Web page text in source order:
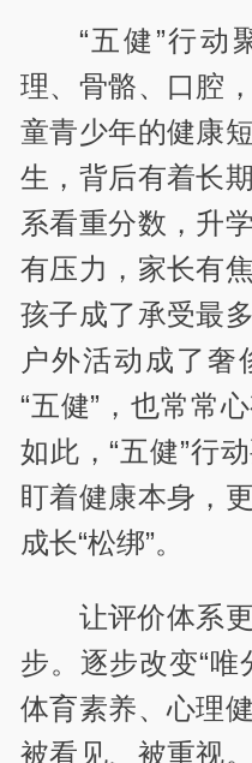
“五健”行动
理、骨骼、口腔
童青少年的健康
生，背后有着长
系看重分数，升
有压力，家长有
孩子成了承受最
户外活动成了奢
“五健”，也常常
如此，“五健”行
盯着健康本身，
成长“松绑”。
让评价体系
步。逐步改变“唯
体育素养、心理
被看见、被重视